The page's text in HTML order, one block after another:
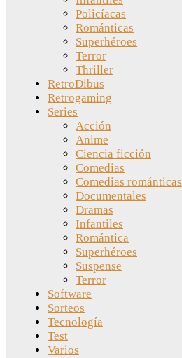
Policíacas
Románticas
Superhéroes
Terror
Thriller
RetroDibus
Retrogaming
Series
Acción
Anime
Ciencia ficción
Comedias
Comedias románticas
Documentales
Dramas
Infantiles
Romántica
Superhéroes
Suspense
Terror
Software
Sorteos
Tecnología
Test
Varios